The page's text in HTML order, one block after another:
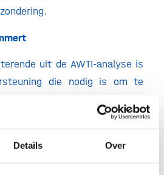
Details Over
uit de AWTI-analyse is
die nodig is om te
regionale voorwaarden of
maken opschalen en het